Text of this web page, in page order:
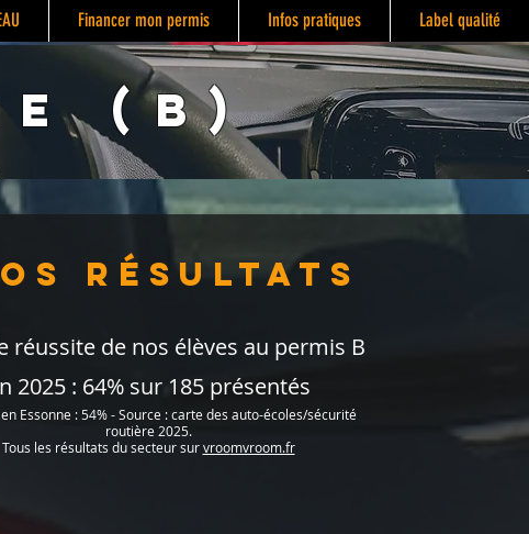
Financer mon permis Infos pratiques Label qualité
(B)
résultats
réussite de nos élèves au permis B
2025 : 64% sur 185 présentés
Essonne : 54% - Source : carte des auto-écoles/sécurité
routière 2025.
​Tous les résultats du secteur survroomvroom.fr